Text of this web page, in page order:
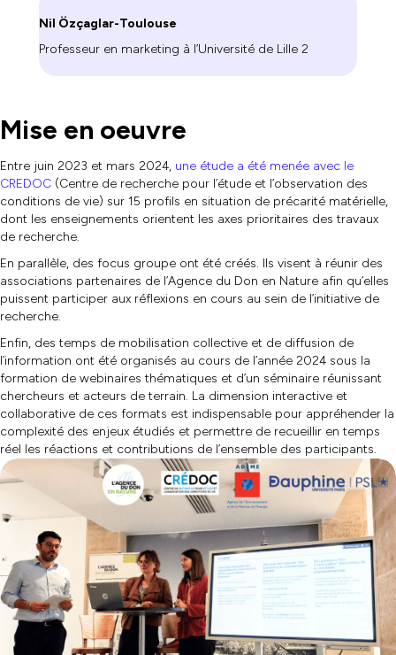
Nil Özçaglar-Toulouse
Professeur en marketing à l’Université de Lille 2
Mise en oeuvre
Entre juin 2023 et mars 2024, une étude a été menée avec le
CREDOC (Centre de recherche pour l’étude et l’observation des
conditions de vie) sur 15 profils en situation de précarité matérielle,
dont les enseignements orientent les axes prioritaires des travaux
de recherche.
En parallèle, des focus groupe ont été créés. Ils visent à réunir des
associations partenaires de l’Agence du Don en Nature afin qu’elles
puissent participer aux réflexions en cours au sein de l’initiative de
recherche.
Enfin, des temps de mobilisation collective et de diffusion de
l’information ont été organisés au cours de l’année 2024 sous la
formation de webinaires thématiques et d’un séminaire réunissant
chercheurs et acteurs de terrain. La dimension interactive et
collaborative de ces formats est indispensable pour appréhender la
complexité des enjeux étudiés et permettre de recueillir en temps
réel les réactions et contributions de l’ensemble des participants.